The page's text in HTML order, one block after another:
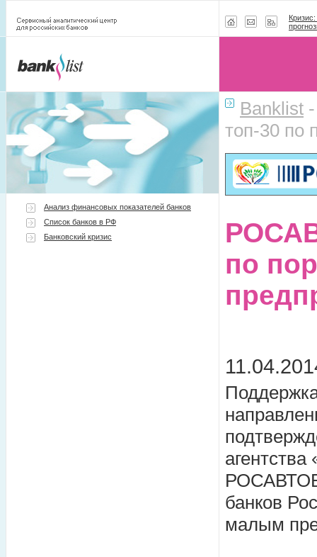
Анализ финансовых показателей банков
Список банков в РФ
Банковский кризис
Banklist
топ-30 по
по
банков
малым